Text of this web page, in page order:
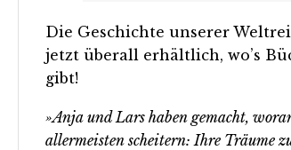
Die Geschichte unserer
jetzt überall erhältlich, wo’s
gibt!
»Anja und Lars haben gemacht,
allermeisten scheitern: Ihre Träume